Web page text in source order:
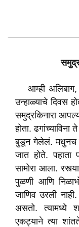
आम्ही अलिबाग,
उन्हाळ्याचे दिवस
समुद्रकिनारा
होता.
बुडून गेलेलं. मधुनच
जात होते.
सामोरा आला.
पुळणी आणि
जाणिव उरली
असतो. त्यामध्ये
एकट्याने त्या